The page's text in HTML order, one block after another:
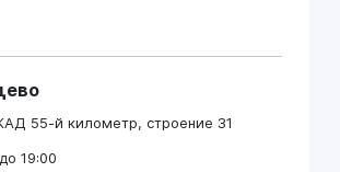
55-й километр, строение 31
19:00